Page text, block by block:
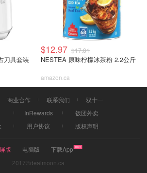
刀具套装
$12.97 $17.81
NESTEA 原味柠檬冰茶粉 2.2公斤
amazon.ca
商业合作 联系我们
双十一
InRewards
饭团外卖
用户协议 版权声明
版 电脑版
下载App
2017©dealmoon.ca